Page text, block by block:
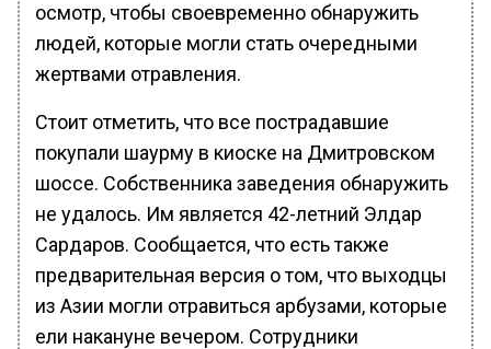
осмотр, чтобы своевременно обнаружить
людей, которые могли стать очередными
жертвами отравления.
Стоит отметить, что все пострадавшие
покупали шаурму в киоске на Дмитровском
шоссе. Собственника заведения обнаружить
не удалось. Им является 42-летний Элдар
Сардаров. Сообщается, что есть также
предварительная версия о том, что выходцы
из Азии могли отравиться арбузами, которые
ели накануне вечером. Сотрудники